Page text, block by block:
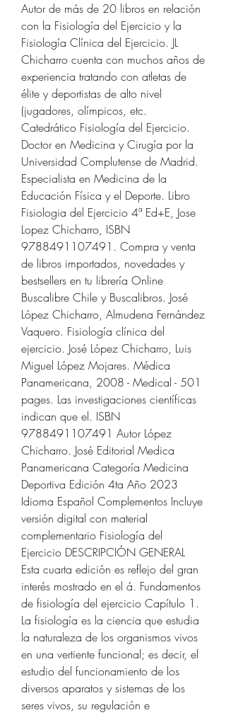
Autor de más de 20 libros en relación
con la Fisiología del Ejercicio y la
Fisiología Clínica del Ejercicio. JL
Chicharro cuenta con muchos años de
experiencia tratando con atletas de
élite y deportistas de alto nivel
(jugadores, olímpicos, etc.
Catedrático Fisiología del Ejercicio.
Doctor en Medicina y Cirugía por la
Universidad Complutense de Madrid.
Especialista en Medicina de la
Educación Física y el Deporte. Libro
Fisiologia del Ejercicio 4ª Ed+E, Jose
Lopez Chicharro, ISBN
9788491107491. Compra y venta
de libros importados, novedades y
bestsellers en tu librería Online
Buscalibre Chile y Buscalibros. José
López Chicharro, Almudena Fernández
Vaquero. Fisiología clínica del
ejercicio. José López Chicharro, Luis
Miguel López Mojares. Médica
Panamericana, 2008 - Medical - 501
pages. Las investigaciones científicas
indican que el. ISBN
9788491107491 Autor López
Chicharro. José Editorial Medica
Panamericana Categoría Medicina
Deportiva Edición 4ta Año 2023
Idioma Español Complementos Incluye
versión digital con material
complementario Fisiología del
Ejercicio DESCRIPCIÓN GENERAL
Esta cuarta edición es reflejo del gran
interés mostrado en el á. Fundamentos
de fisiología del ejercicio Capítulo 1.
La fisiología es la ciencia que estudia
la naturaleza de los organismos vivos
en una vertiente funcional; es decir, el
estudio del funcionamiento de los
diversos aparatos y sistemas de los
seres vivos, su regulación e